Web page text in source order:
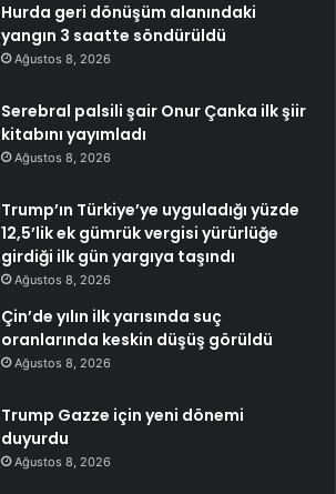
Hurda geri dönüşüm alanındaki
yangın 3 saatte söndürüldü
Ağustos 8, 2026
Serebral palsili şair Onur Çanka ilk şiir
kitabını yayımladı
Ağustos 8, 2026
Trump’ın Türkiye’ye uyguladığı yüzde
12,5’lik ek gümrük vergisi yürürlüğe
girdiği ilk gün yargıya taşındı
Ağustos 8, 2026
Çin’de yılın ilk yarısında suç
oranlarında keskin düşüş görüldü
Ağustos 8, 2026
Trump Gazze için yeni dönemi
duyurdu
Ağustos 8, 2026